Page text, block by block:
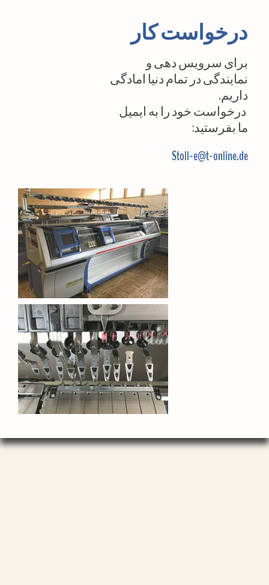
درخواست کار
برای سرویس دهی و
نمایندگی در تمام دنیا امادگی
داریم.
درخواست خود را به ایمیل
ما بفرستید:
Stoll-e@t-online.de